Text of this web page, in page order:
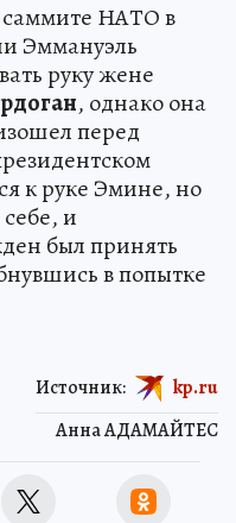
саммите НАТО в
Эммануэль
руку жене
, однако она
перед
к руке Эмине, но
и
был принять
в попытке
Анна АДАМАЙТЕС
Источник: kp.ru